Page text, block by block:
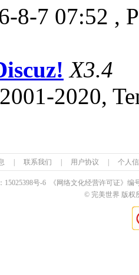
8-7 07:52 ,
X3.4
2020,
联系我们 用户协议 个人
15025398号-6 《网络文化经营许可证》编
© 完美世界 版权